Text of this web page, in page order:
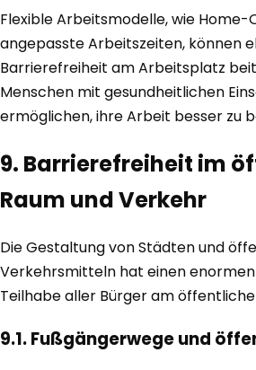
Flexible Arbeitsmodelle, wie Home-
angepasste Arbeitszeiten, können
Barrierefreiheit am Arbeitsplatz
Menschen mit gesundheitlichen
ermöglichen, ihre Arbeit besser zu
9. Barrierefreiheit im
Raum und Verkehr
Die Gestaltung von Städten und
Verkehrsmitteln hat einen enormen
Teilhabe aller Bürger am
9.1. Fußgängerwege und